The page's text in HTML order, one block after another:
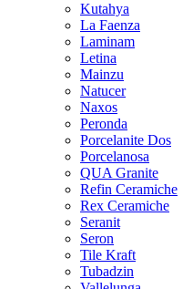
Kutahya
La Faenza
Laminam
Letina
Mainzu
Natucer
Naxos
Peronda
Porcelanite Dos
Porcelanosa
QUA Granite
Refin Ceramiche
Rex Ceramiche
Seranit
Seron
Tile Kraft
Tubadzin